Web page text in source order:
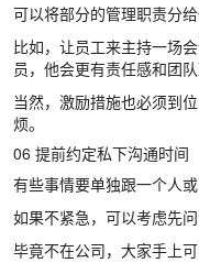
可以将部分的管理职责分给
比如，让员工来主持一场
员，他会更有责任感和团队
当然，激励措施也必须到
烦。
06 提前约定私下沟通时间
有些事情要单独跟一个人
如果不紧急，可以考虑先
毕竟不在公司，大家手上